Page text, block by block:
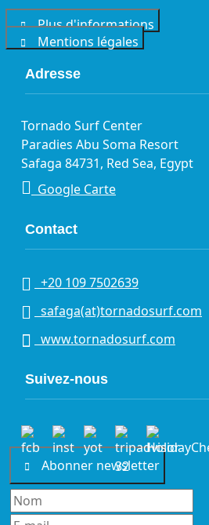
Plus d'informations
Mentions légales
Adresse
Tornado Surf Center
Paradies Abu Soma Resort
Safaga 84731, Red Sea, Egypt
Google Carte
Contact
+20 109 7502639
safaga(at)tornadosurf.com
www.tornadosurf.com
Suivez-nous
Abonner newsletter